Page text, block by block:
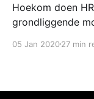
Hoekom doen HRCO
grondliggende
Jr, die bekende
05 Jan 202027 min